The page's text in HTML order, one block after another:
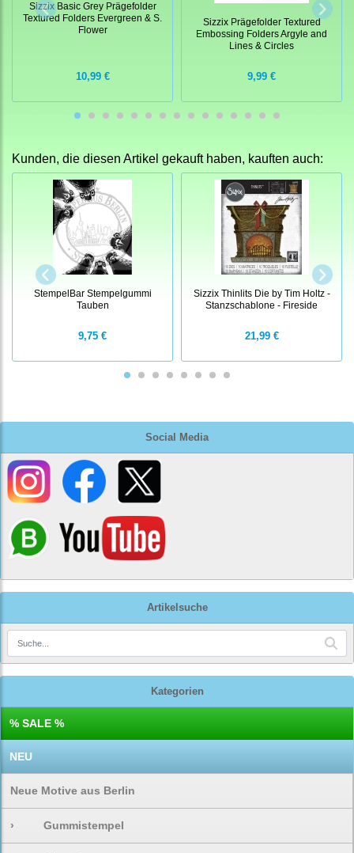
Social Media
Artikelsuche
Kategorien
% SALE %
NEU
Neue Motive aus Berlin
› Gummistempel
Sizzix Basic Grey Prägefolder
Textured Folders Evergreen & S.
Flower
10,99 €
Sizzix Prägefolder Textured
Embossing Folders Argyle and
Lines & Circles
9,99 €
Kunden, die diesen Artikel gekauft haben, kauften auch:
StempelBar Stempelgummi
Tauben
9,75 €
Sizzix Thinlits Die by Tim Holtz -
Stanzschablone - Fireside
21,99 €